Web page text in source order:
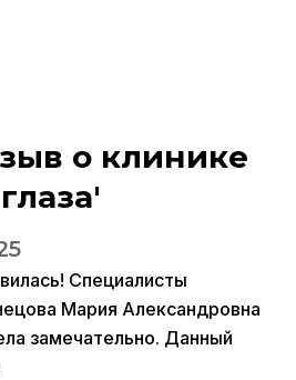
о клинике
Специалисты
Мария Александровна
замечательно. Данный